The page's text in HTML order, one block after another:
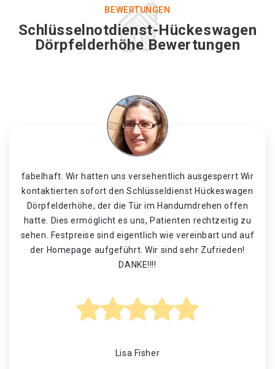
BEWERTUNGEN
Schlüsselnotdienst-Hückeswagen
Dörpfelderhöhe Bewertungen
fabelhaft. Wir hatten uns versehentlich ausgesperrt Wir
kontaktierten sofort den Schlüsseldienst Hückeswagen
Dörpfelderhöhe, der die Tür im Handumdrehen offen
hatte. Dies ermöglicht es uns, Patienten rechtzeitig zu
sehen. Festpreise sind eigentlich wie vereinbart und auf
der Homepage aufgeführt. Wir sind sehr Zufrieden!
DANKE!!!!
Lisa Fisher